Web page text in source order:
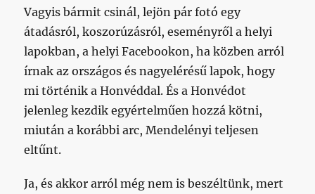
Vagyis bármit csinál, lejön pár fotó egy
átadásról, koszorúzásról, eseményről a helyi
lapokban, a helyi Facebookon, ha közben arról
írnak az országos és nagyelérésű lapok, hogy
mi történik a Honvéddal. És a Honvédot
jelenleg kezdik egyértelműen hozzá kötni,
miután a korábbi arc, Mendelényi teljesen
eltűnt.
Ja, és akkor arról még nem is beszéltünk, mert